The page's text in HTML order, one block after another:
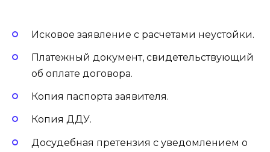
Исковое заявление с расчетами неустойки.
Платежный документ, свидетельствующий
об оплате договора.
Копия паспорта заявителя.
Копия ДДУ.
Досудебная претензия с уведомлением о